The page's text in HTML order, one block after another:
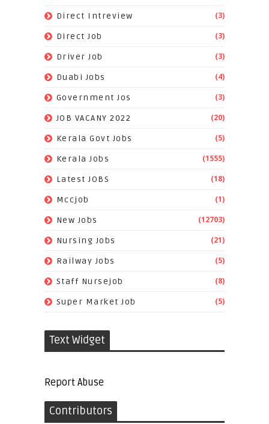
Direct Intreview (3)
Direct Job (3)
Driver Job (3)
Duabi Jobs (4)
Government Jos (3)
JOB VACANY 2022 (20)
Kerala Govt Jobs (5)
Kerala Jobs (1555)
Latest JOBS (18)
Mccjob (1)
New Jobs (12703)
Nursing Jobs (21)
Railway Jobs (5)
Staff Nursejob (8)
Super Market Job (5)
Text Widget
Report Abuse
Contributors